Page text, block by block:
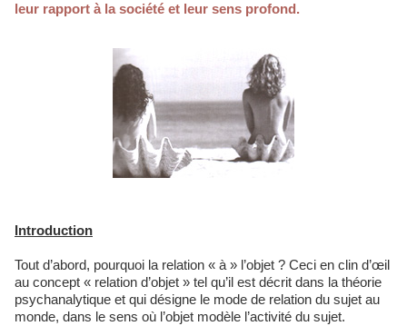
leur rapport à la société et leur sens profond.
Introduction
Tout d’abord, pourquoi la relation « à » l’objet ? Ceci en clin d’œil
au concept « relation d’objet » tel qu’il est décrit dans la théorie
psychanalytique et qui désigne le mode de relation du sujet au
monde, dans le sens où l’objet modèle l’activité du sujet.